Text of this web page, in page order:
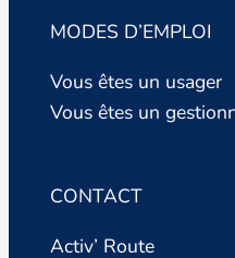
MODES D’EMPLOI
Vous êtes un usager
Vous êtes un
CONTACT
Activ’ Route